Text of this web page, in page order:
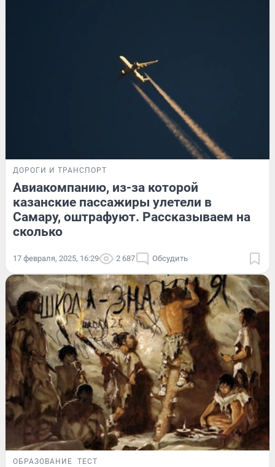
ДОРОГИ И ТРАНСПОРТ
Авиакомпанию, из-за которой
казанские пассажиры улетели в
Самару, оштрафуют. Рассказываем на
сколько
17 февраля, 2025, 16:29 2 687 Обсудить
ОБРАЗОВАНИЕ ТЕСТ